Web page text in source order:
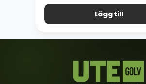
Lägg till